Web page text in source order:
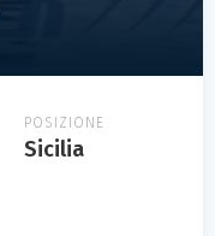
POSIZIONE
Sicilia